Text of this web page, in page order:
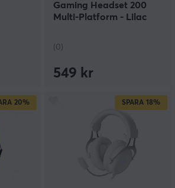
Gaming Headset 200
Multi-Platform - Lilac
(0)
549 kr
20% SPARA 18%